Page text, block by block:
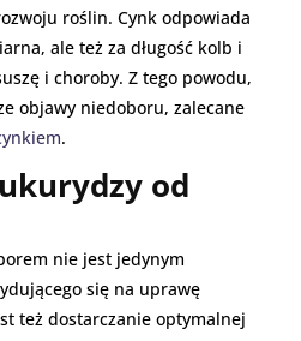
roślin. Cynk odpowiada
ale też za długość kolb i
i choroby. Z tego powodu,
objawy niedoboru, zalecane
.
od
nie jest jedynym
się na uprawę
też dostarczanie optymalnej